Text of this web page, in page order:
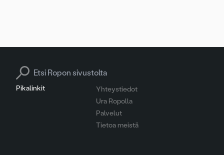
Pikalinkit
Yhteystiedot
Ura Ropolla
Palvelut
Tietoa meistä
Search for: